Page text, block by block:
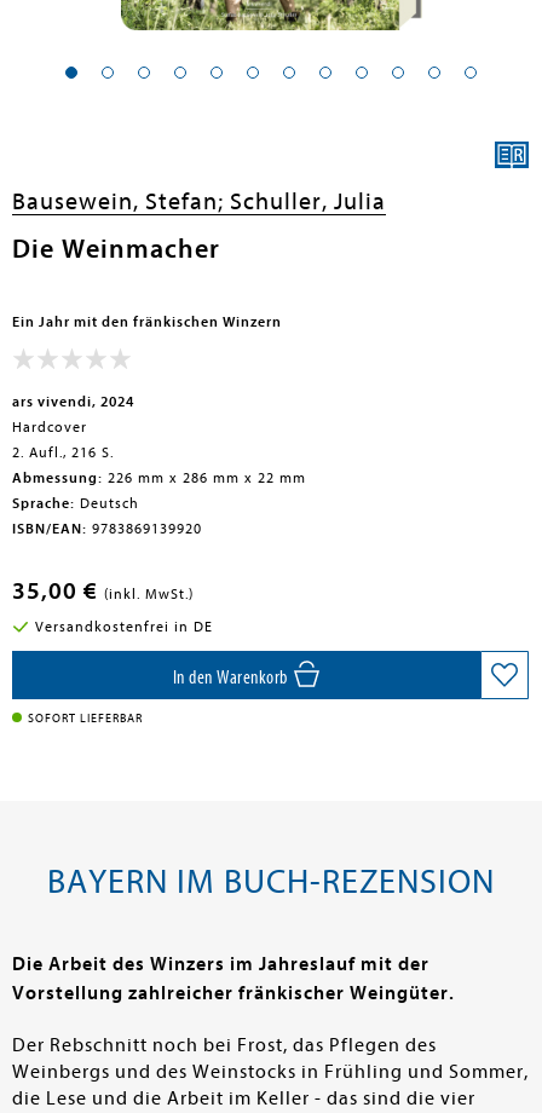
Bausewein, Stefan; Schuller, Julia
Die Weinmacher
Ein Jahr mit den fränkischen Winzern
ars vivendi, 2024
Hardcover
2. Aufl., 216 S.
Abmessung: 226 mm x 286 mm x 22 mm
Sprache: Deutsch
ISBN/EAN: 9783869139920
35,00 € (inkl. MwSt.)
Versandkostenfrei in DE
In den Warenkorb
SOFORT LIEFERBAR
BAYERN IM BUCH-REZENSION
Die Arbeit des Winzers im Jahreslauf mit der
Vorstellung zahlreicher fränkischer Weingüter.
Der Rebschnitt noch bei Frost, das Pflegen des
Weinbergs und des Weinstocks in Frühling und Sommer,
die Lese und die Arbeit im Keller - das sind die vier